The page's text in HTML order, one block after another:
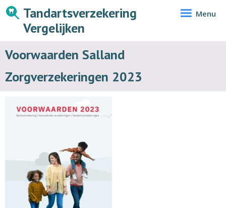
Tandartsverzekering
Vergelijken
Menu
Voorwaarden Salland
Zorgverzekeringen 2023